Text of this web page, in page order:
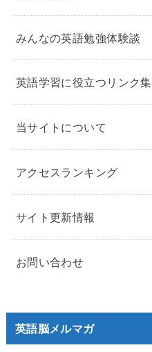
みんなの英語勉強体験談
英語学習に役立つリンク集
当サイトについて
アクセスランキング
サイト更新情報
お問い合わせ
英語脳メルマガ